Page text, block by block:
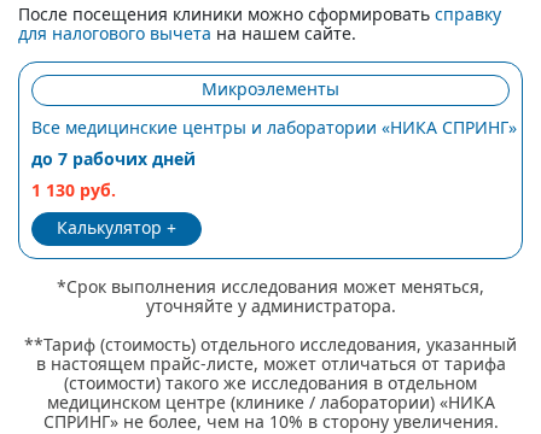
После посещения клиники можно сформировать справку
для налогового вычета на нашем сайте.
Микроэлементы
Все медицинские центры и лаборатории «НИКА СПРИНГ»
до 7 рабочих дней
1 130 руб.
Калькулятор
*Срок выполнения исследования может меняться,
уточняйте у администратора.
**Тариф (стоимость) отдельного исследования, указанный
в настоящем прайс-листе, может отличаться от тарифа
(стоимости) такого же исследования в отдельном
медицинском центре (клинике / лаборатории) «НИКА
СПРИНГ» не более, чем на 10% в сторону увеличения.